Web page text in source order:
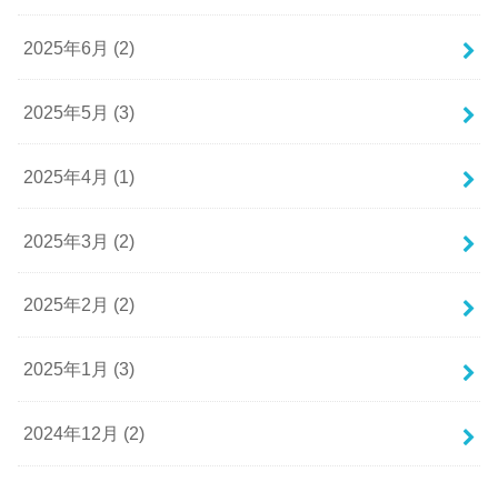
2025年6月 (2)
2025年5月 (3)
2025年4月 (1)
2025年3月 (2)
2025年2月 (2)
2025年1月 (3)
2024年12月 (2)